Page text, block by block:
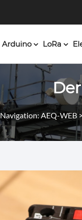
Arduino LoRa
Navigation: AEQ-WEB